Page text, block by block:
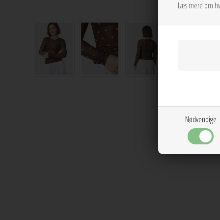
Læs mere om
Nødvendige